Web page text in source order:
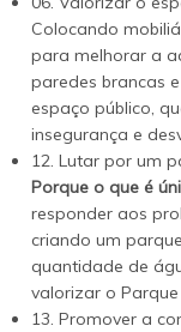
Colocando
para melhorar a
paredes brancas
espaço público,
insegurança e
12. Lutar por um
Porque o que é
responder aos
criando um
quantidade de
valorizar o
13. Promover a